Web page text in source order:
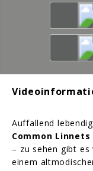
Auffallend
Common Linnets
– zu sehen gibt es
einem